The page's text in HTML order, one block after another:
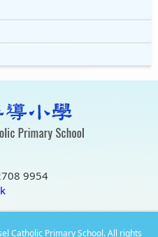
9954
Catholic Primary School. All rights